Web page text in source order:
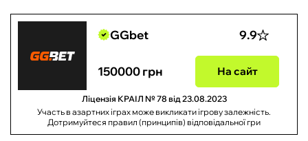
GGbet 9.9
150000 грн На сайт
Ліцензія КРАІЛ № 78 від 23.08.2023
Участь в азартних іграх може викликати ігрову залежність.
Дотримуйтеся правил (принципів) відповідальної гри